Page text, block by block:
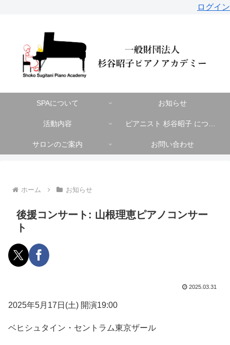
ログイン
SPAについて お知らせ
活動内容
サロンのご案内 お問い合わせ
ホーム お知らせ
後援コンサート: 山根理恵ピアノコンサー
ト
2025.03.31
2025年5月17日(土) 開演19:00
ベヒシュタイン・セントラム東京ザール